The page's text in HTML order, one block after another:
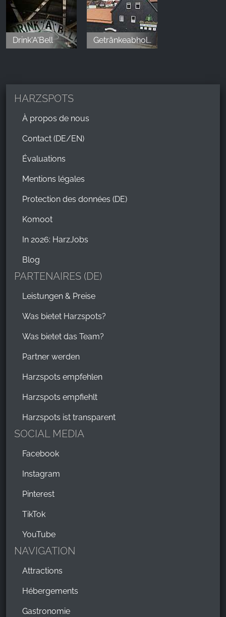
super lecker. Besonders die Trüffel-Pommes haben
uns sehr überzeugt. Ambiente süß, Service
freundlich und dann kam das Essen auch noch flott.
Vegetarische Alternativen auch super. Absolut
Drink'A'Bell Getränkeabholmarkt Otto Hebestriet
HARZSPOTS
À propos de nous
Contact (DE/EN)
Évaluations
Mentions légales
Protection des données (DE)
Komoot
In 2026: HarzJobs
Blog
PARTENAIRES (DE)
Leistungen & Preise
Was bietet Harzspots?
Was bietet das Team?
Partner werden
Harzspots empfehlen
Harzspots empfiehlt
Harzspots ist transparent
SOCIAL MEDIA
Facebook
Instagram
Pinterest
TikTok
YouTube
NAVIGATION
Attractions
Hébergements
Gastronomie